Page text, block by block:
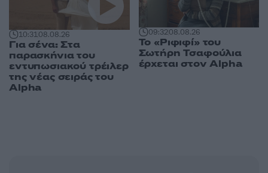
10:3108.08.26
Για σένα: Στα
παρασκήνια του
εντυπωσιακού τρέιλερ
της νέας σειράς του
Alpha
09:3208.08.26
Το «Ριφιφί» του
Σωτήρη Τσαφούλια
έρχεται στον Alpha